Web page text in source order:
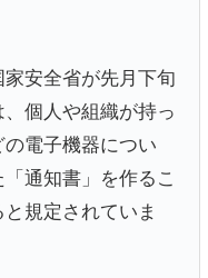
安全省が先月下旬
個人や組織が持っ
電子機器につい
通知書」を作るこ
規定されていま